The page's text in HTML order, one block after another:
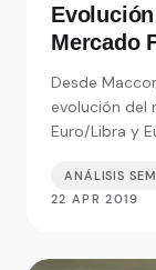
Mercado
de
Desde
evolución del
Euro/Libra y
ANÁLISIS
22 APR 2019